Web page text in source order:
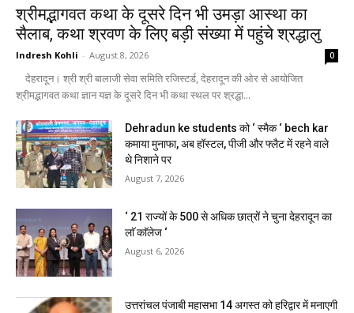
श्रीमद्भागवत कथा के दूसरे दिन भी उमड़ा आस्था का
सैलाब, कथा श्रवण के लिए बड़ी संख्या में पहुंचे श्रद्धालु
Indresh Kohli - August 8, 2026 0
देहरादून। श्री श्री बालाजी सेवा समिति रजिस्टर्ड, देहरादून की ओर से आयोजित
श्रीमद्भागवत कथा ज्ञान यज्ञ के दूसरे दिन भी कथा स्थल पर श्रद्धा...
Dehradun ke students को ‘ स्मैक ‘ bech kar
कमाया मुनाफा, अब हॉस्टल, पीजी और फ्लैट में रहने वाले
थे निशाने पर
August 7, 2026
‘ 21 राज्यों के 500 से अधिक छात्रों ने चुना देहरादून का
लाॅ काॅलेज ‘
August 6, 2026
उत्तरांचल पंजाबी महासभा 14 अगस्त को हरिद्वार में मनाएगी